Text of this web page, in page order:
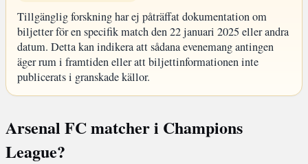
Tillgänglig forskning har ej påträffat dokumentation om
biljetter för en specifik match den 22 januari 2025 eller andra
datum. Detta kan indikera att sådana evenemang antingen
äger rum i framtiden eller att biljettinformationen inte
publicerats i granskade källor.
Arsenal FC matcher i Champions
League?